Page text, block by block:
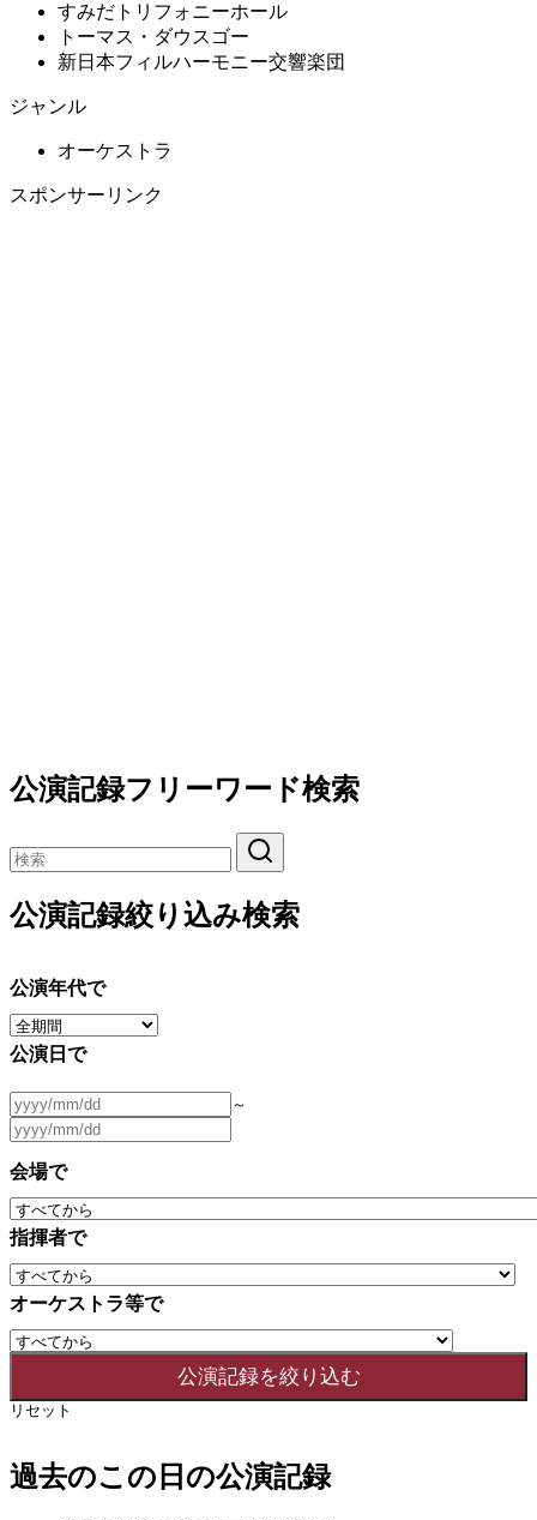
すみだトリフォニーホール
トーマス・ダウスゴー
新日本フィルハーモニー交響楽団
ジャンル
オーケストラ
スポンサーリンク
公演記録フリーワード検索
公演記録絞り込み検索
公演年代で
公演日で
～
会場で
指揮者で
オーケストラ等で
リセット
過去のこの日の公演記録